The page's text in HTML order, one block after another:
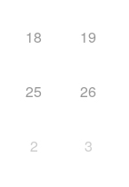
18 19
25 26
2 3